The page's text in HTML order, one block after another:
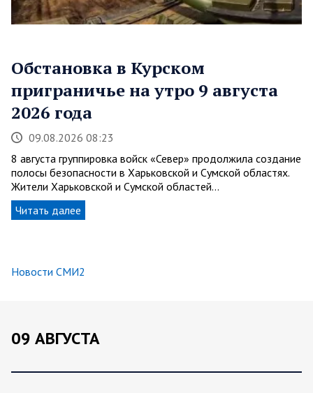
Обстановка в Курском
приграничье на утро 9 августа
2026 года
09.08.2026 08:23
8 августа группировка войск «Север» продолжила создание
полосы безопасности в Харьковской и Сумской областях.
Жители Харьковской и Сумской областей…
Читать далее
Новости СМИ2
09 АВГУСТА